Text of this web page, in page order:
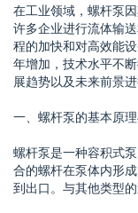
在工业领域，螺杆泵
许多企业进行流体输
程的加快和对高效能
年增加，技术水平不
展趋势以及未来前景进
一、螺杆泵的基本原
螺杆泵是一种容积式
合的螺杆在泵体内形
到出口。与其他类型